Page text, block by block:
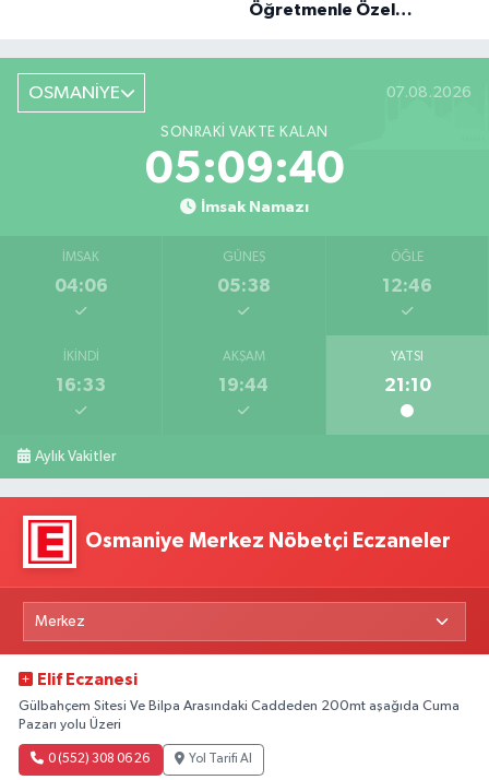
Öğretmenle Özel
OSMANİYE 07.08.2026
SONRAKI VAKTE KALAN
05:09:39
İmsak Namazı
İMSAK
04:06
GÜNEŞ
05:38
ÖĞLE
12:46
İKINDI
16:33
AKŞAM
19:44
YATSI
21:10
Aylık Vakitler
Osmaniye Merkez Nöbetçi Eczaneler
Elif Eczanesi
Gülbahçem Sitesi Ve Bilpa Arasındaki Caddeden 200mt aşağıda Cuma
Pazarı yolu Üzeri
0 (552) 308 06 26 Yol Tarifi Al